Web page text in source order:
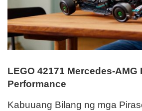
LEGO 42171 Mercedes-AMG
Performance
Kabuuang Bilang ng mga